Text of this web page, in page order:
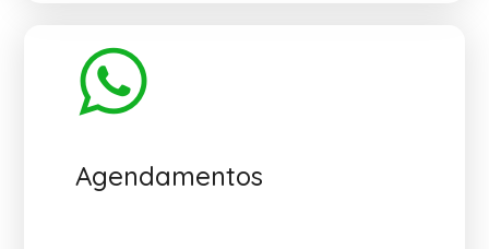
Agendamentos